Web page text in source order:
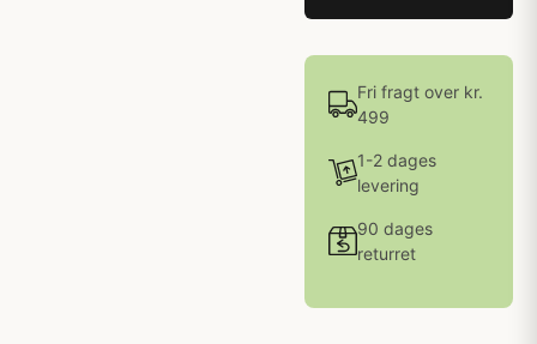
Fri fragt over kr.
499
1-2 dages
levering
90 dages
returret